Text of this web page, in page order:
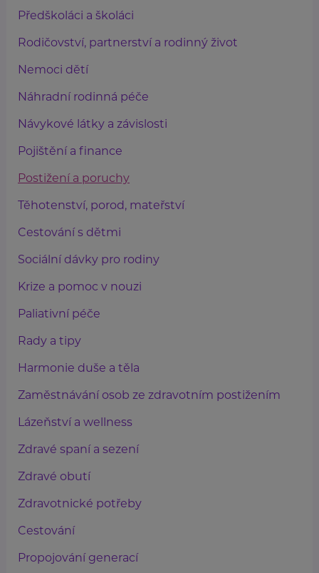
Předškoláci a školáci
Rodičovství, partnerství a rodinný život
Nemoci dětí
Náhradní rodinná péče
Návykové látky a závislosti
Pojištění a finance
Postižení a poruchy
Těhotenství, porod, mateřství
Cestování s dětmi
Sociální dávky pro rodiny
Krize a pomoc v nouzi
Paliativní péče
Rady a tipy
Harmonie duše a těla
Zaměstnávání osob ze zdravotním postižením
Lázeňství a wellness
Zdravé spaní a sezení
Zdravé obutí
Zdravotnické potřeby
Cestování
Propojování generací